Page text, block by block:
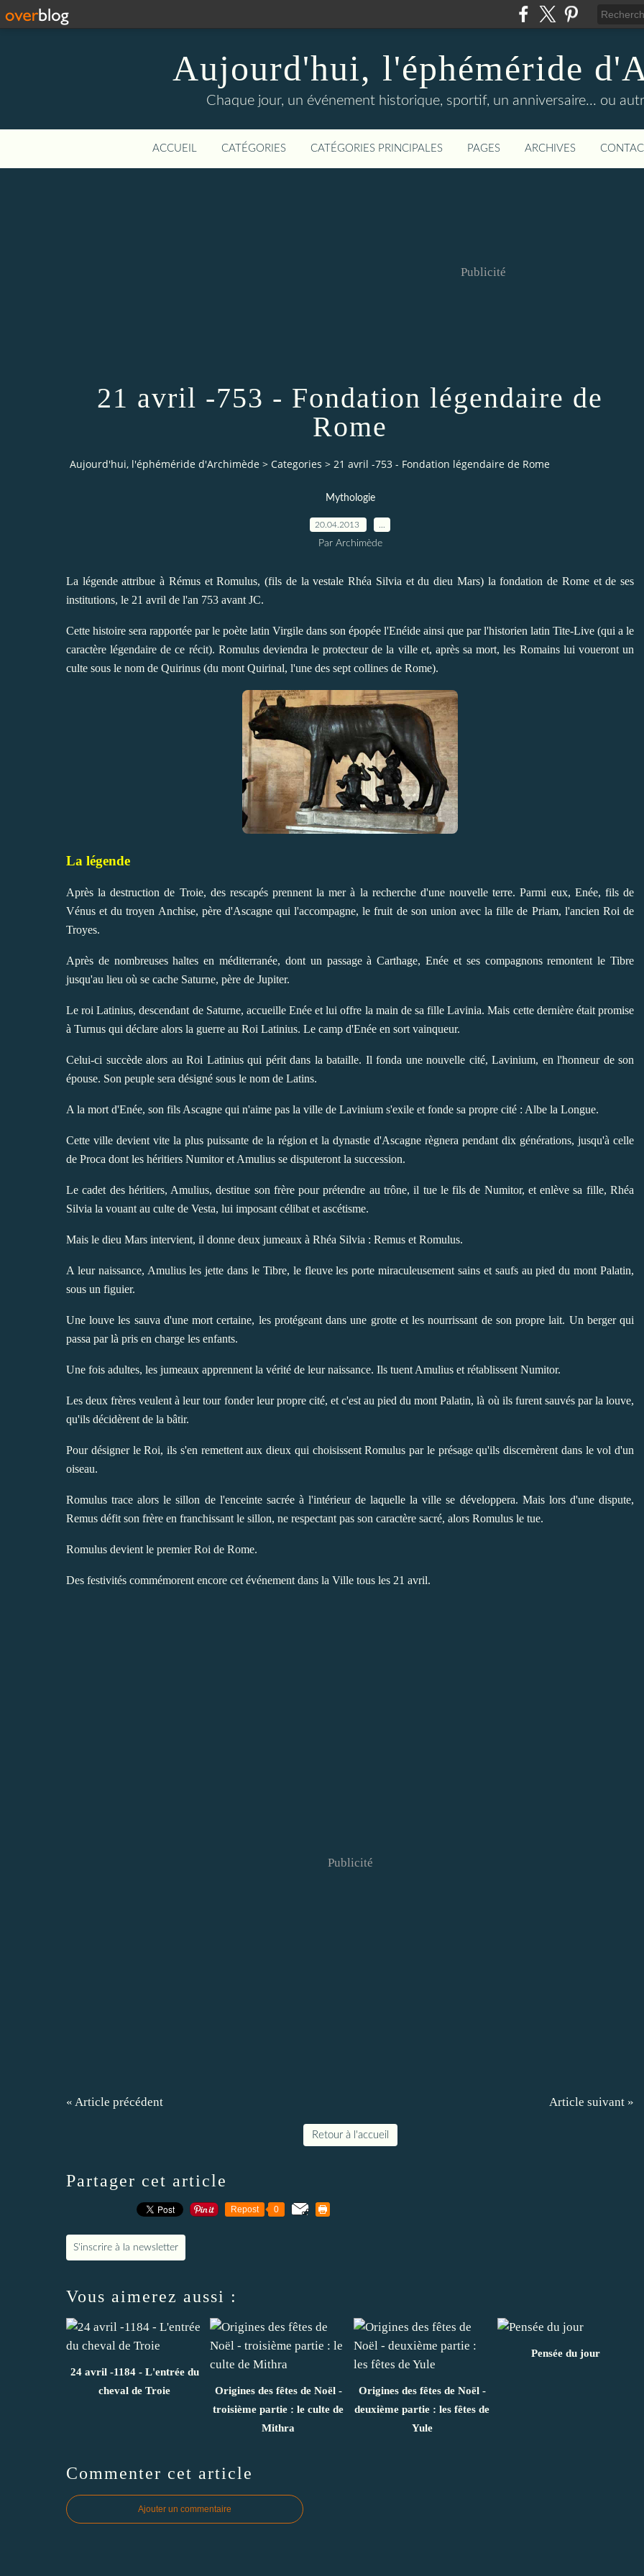
Aujourd'hui, l'éphéméride
Chaque jour, un événement historique, sportif, un anniversaire... ou
ACCUEIL CATÉGORIES CATÉGORIES PRINCIPALES PAGES ARCHIVES
Publicité
21 avril -753 - Fondation légendaire de
Rome
Aujourd'hui, l'éphéméride d'Archimède > Categories > 21 avril -753 - Fondation légendaire de Rome
Mythologie
20.04.2013
Par Archimède
La légende attribue à Rémus et Romulus, (fils de la vestale Rhéa Silvia et du dieu Mars) la fondation de Rome et de ses
institutions, le 21 avril de l'an 753 avant JC.
Cette histoire sera rapportée par le poète latin Virgile dans son épopée l'Enéide ainsi que par l'historien latin Tite-Live (qui a le
caractère légendaire de ce récit). Romulus deviendra le protecteur de la ville et, après sa mort, les Romains lui voueront un
culte sous le nom de Quirinus (du mont Quirinal, l'une des sept collines de Rome).
La légende
Après la destruction de Troie, des rescapés prennent la mer à la recherche d'une nouvelle terre. Parmi eux, Enée, fils de
Vénus et du troyen Anchise, père d'Ascagne qui l'accompagne, le fruit de son union avec la fille de Priam, l'ancien Roi de
Troyes.
Après de nombreuses haltes en méditerranée, dont un passage à Carthage, Enée et ses compagnons remontent le Tibre
jusqu'au lieu où se cache Saturne, père de Jupiter.
Le roi Latinius, descendant de Saturne, accueille Enée et lui offre la main de sa fille Lavinia. Mais cette dernière était promise
à Turnus qui déclare alors la guerre au Roi Latinius. Le camp d'Enée en sort vainqueur.
Celui-ci succède alors au Roi Latinius qui périt dans la bataille. Il fonda une nouvelle cité, Lavinium, en l'honneur de son
épouse. Son peuple sera désigné sous le nom de Latins.
A la mort d'Enée, son fils Ascagne qui n'aime pas la ville de Lavinium s'exile et fonde sa propre cité : Albe la Longue.
Cette ville devient vite la plus puissante de la région et la dynastie d'Ascagne règnera pendant dix générations, jusqu'à celle
de Proca dont les héritiers Numitor et Amulius se disputeront la succession.
Le cadet des héritiers, Amulius, destitue son frère pour prétendre au trône, il tue le fils de Numitor, et enlève sa fille, Rhéa
Silvia la vouant au culte de Vesta, lui imposant célibat et ascétisme.
Mais le dieu Mars intervient, il donne deux jumeaux à Rhéa Silvia : Remus et Romulus.
A leur naissance, Amulius les jette dans le Tibre, le fleuve les porte miraculeusement sains et saufs au pied du mont Palatin,
sous un figuier.
Une louve les sauva d'une mort certaine, les protégeant dans une grotte et les nourrissant de son propre lait. Un berger qui
passa par là pris en charge les enfants.
Une fois adultes, les jumeaux apprennent la vérité de leur naissance. Ils tuent Amulius et rétablissent Numitor.
Les deux frères veulent à leur tour fonder leur propre cité, et c'est au pied du mont Palatin, là où ils furent sauvés par la louve,
qu'ils décidèrent de la bâtir.
Pour désigner le Roi, ils s'en remettent aux dieux qui choisissent Romulus par le présage qu'ils discernèrent dans le vol d'un
oiseau.
Romulus trace alors le sillon de l'enceinte sacrée à l'intérieur de laquelle la ville se développera. Mais lors d'une dispute,
Remus défit son frère en franchissant le sillon, ne respectant pas son caractère sacré, alors Romulus le tue.
Romulus devient le premier Roi de Rome.
Des festivités commémorent encore cet événement dans la Ville tous les 21 avril.
Publicité
« Article précédent Article suivant »
Retour à l'accueil
Partager cet article
Repost 0
S'inscrire à la newsletter
Vous aimerez aussi :
24 avril -1184 - L'entrée du
cheval de Troie
Origines des fêtes de Noël -
troisième partie : le culte de
Mithra
Origines des fêtes de Noël -
deuxième partie : les fêtes de
Yule
Pensée du jour
Commenter cet article
Ajouter un commentaire